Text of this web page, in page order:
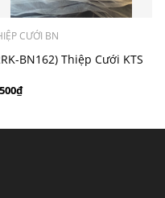
CƯỚI BN
BN162) Thiệp Cưới KTS